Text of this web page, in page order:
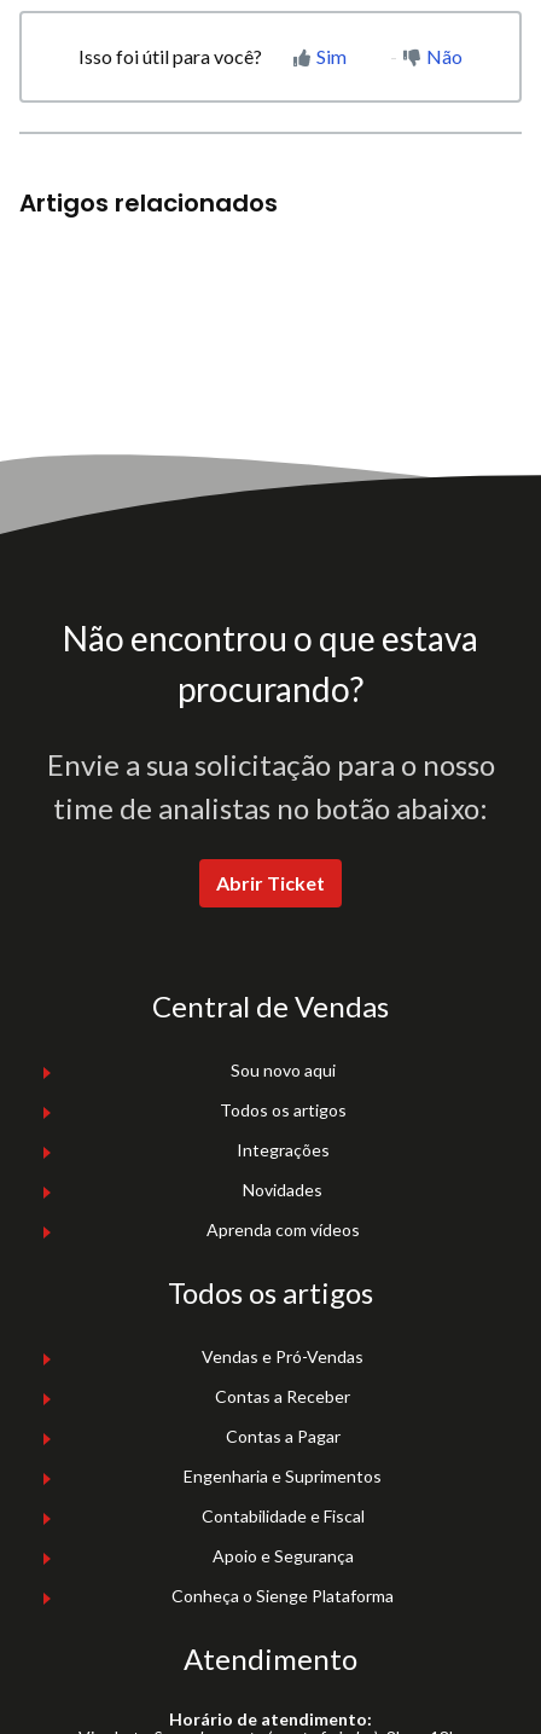
Isso foi útil para você? Sim Não
Artigos relacionados
Não encontrou o que estava
procurando?
Envie a sua solicitação para o nosso
time de analistas no botão abaixo:
Abrir Ticket
Central de Vendas
Sou novo aqui
Todos os artigos
Integrações
Novidades
Aprenda com vídeos
Todos os artigos
Vendas e Pró-Vendas
Contas a Receber
Contas a Pagar
Engenharia e Suprimentos
Contabilidade e Fiscal
Apoio e Segurança
Conheça o Sienge Plataforma
Atendimento
Horário de atendimento: